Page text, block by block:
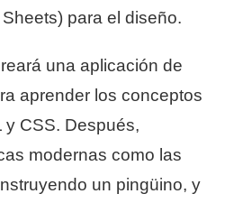
para el diseño.
una aplicación de
aprender los conceptos
y CSS. Después,
modernas como las
un pingüino, y